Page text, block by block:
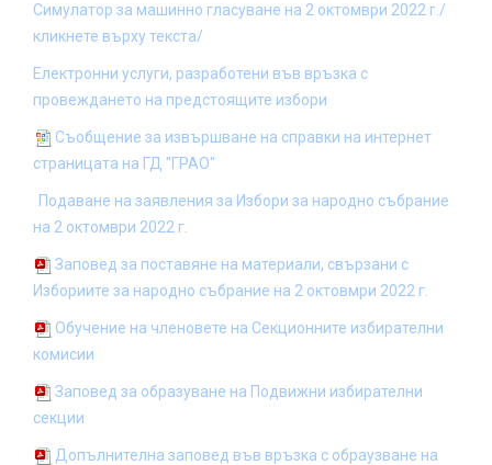
Симулатор за машинно гласуване на 2 октомври 2022 г./
кликнете върху текста/
Електронни услуги, разработени във връзка с
провеждането на предстоящите избори
Съобщение за извършване на справки на интернет
страницата на ГД "ГРАО"
Подаване на заявления за Избори за народно събрание
на 2 октомври 2022 г.
Заповед за поставяне на материали, свързани с
Избориите за народно събрание на 2 октовмри 2022 г.
Обучение на членовете на Секционните избирателни
комисии
Заповед за образуване на Подвижни избирателни
секции
Допълнителна заповед във връзка с обраузване на